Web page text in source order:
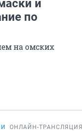
и
по
на омских
ОНЛАЙН-ТРАНСЛЯЦИЯ